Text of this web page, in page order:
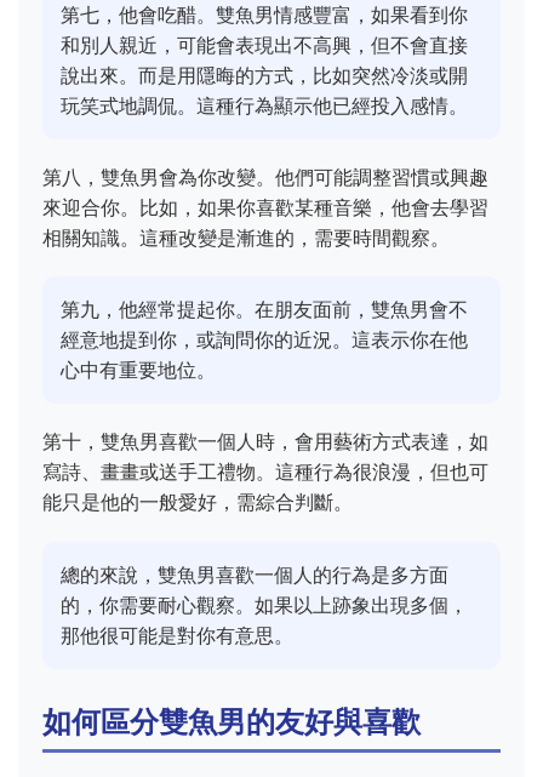
第七，他會吃醋。雙魚男情感豐富，如果看到你
和別人親近，可能會表現出不高興，但不會直接
說出來。而是用隱晦的方式，比如突然冷淡或開
玩笑式地調侃。這種行為顯示他已經投入感情。
第八，雙魚男會為你改變。他們可能調整習慣或興趣
來迎合你。比如，如果你喜歡某種音樂，他會去學習
相關知識。這種改變是漸進的，需要時間觀察。
第九，他經常提起你。在朋友面前，雙魚男會不
經意地提到你，或詢問你的近況。這表示你在他
心中有重要地位。
第十，雙魚男喜歡一個人時，會用藝術方式表達，如
寫詩、畫畫或送手工禮物。這種行為很浪漫，但也可
能只是他的一般愛好，需綜合判斷。
總的來說，雙魚男喜歡一個人的行為是多方面
的，你需要耐心觀察。如果以上跡象出現多個，
那他很可能是對你有意思。
如何區分雙魚男的友好與喜歡